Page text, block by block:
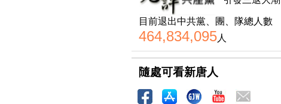
目前退出中共黨、團、隊總人數
464,834,095人
隨處可看新唐人